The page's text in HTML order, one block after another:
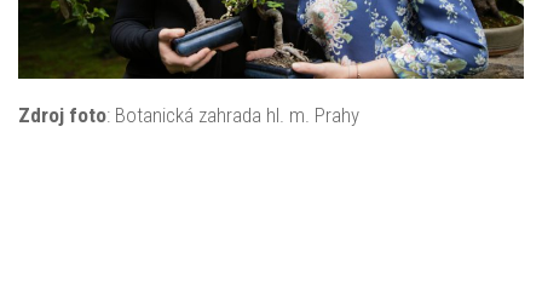
Zdroj foto: Botanická zahrada hl. m. Prahy